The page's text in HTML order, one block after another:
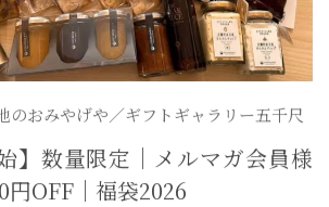
のおみやげや／ギフトギャラリー五千尺
】数量限定｜メルマガ会員様
円OFF｜福袋2026